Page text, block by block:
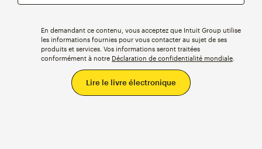
En demandant ce contenu, vous acceptez que Intuit Group utilise
les informations fournies pour vous contacter au sujet de ses
produits et services. Vos informations seront traitées
conformément à notre Déclaration de confidentialité mondiale